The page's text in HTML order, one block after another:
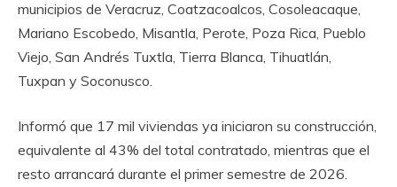
municipios de Veracruz, Coatzacoalcos, Cosoleacaque,
Mariano Escobedo, Misantla, Perote, Poza Rica, Pueblo
Viejo, San Andrés Tuxtla, Tierra Blanca, Tihuatlán,
Tuxpan y Soconusco.
Informó que 17 mil viviendas ya iniciaron su construcción,
equivalente al 43% del total contratado, mientras que el
resto arrancará durante el primer semestre de 2026.